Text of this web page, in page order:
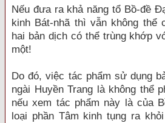
Nếu đưa ra khả năng tổ Bồ-đề
kinh Bát-nhã thì vẫn không thể
hai bản dịch có thể trùng khớp
một!
Do đó, việc tác phẩm sử dụng
ngài Huyền Trang là không thể
nếu xem tác phẩm này là của
loại phần Tâm kinh tụng ra